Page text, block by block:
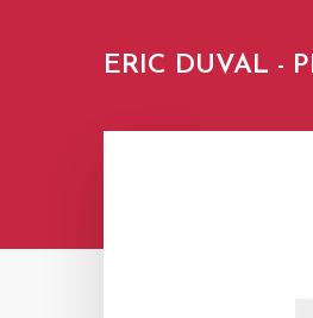
ERIC DUVAL -